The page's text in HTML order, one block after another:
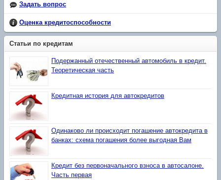
Задать вопрос
Оценка кредитоспособности
Статьи по кредитам
Подержанный отечественный автомобиль в кредит.
Теоретическая часть
Кредитная история для автокредитов
Одинаково ли происходит погашение автокредита в
банках: схема погашения более выгодная Вам
Кредит без первоначального взноса в автосалоне.
Часть первая